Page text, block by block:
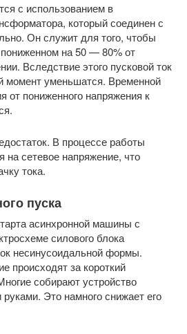
с использованием в
который соединен с
Он служит для того, чтобы
на 50 — 80% от
Вследствие этого пусковой ток
момент уменьшатся. Временной
от пониженного напряжения к
В процессе работы
сетевое напряжение, что
тока.
пуска
асинхронной машины с
силового блока
несинусоидальной формы.
происходят за короткий
собирают устройство
Это намного снижает его